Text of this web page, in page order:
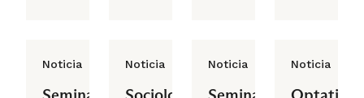
Noticia Noticia Noticia Noticia